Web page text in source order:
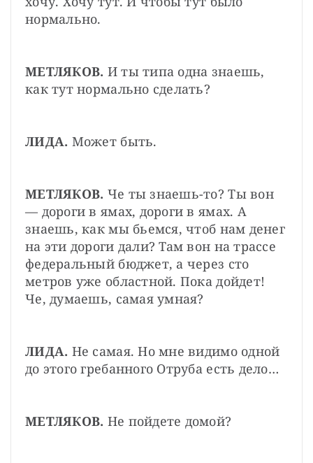
нормально.
МЕТЛЯКОВ. И ты типа одна знаешь,
как тут нормально сделать?
ЛИДА. Может быть.
МЕТЛЯКОВ. Че ты знаешь-то? Ты вон
— дороги в ямах, дороги в ямах. А
знаешь, как мы бьемся, чтоб нам денег
на эти дороги дали? Там вон на трассе
федеральный бюджет, а через сто
метров уже областной. Пока дойдет!
Че, думаешь, самая умная?
ЛИДА. Не самая. Но мне видимо одной
до этого гребанного Отруба есть дело…
МЕТЛЯКОВ. Не пойдете домой?